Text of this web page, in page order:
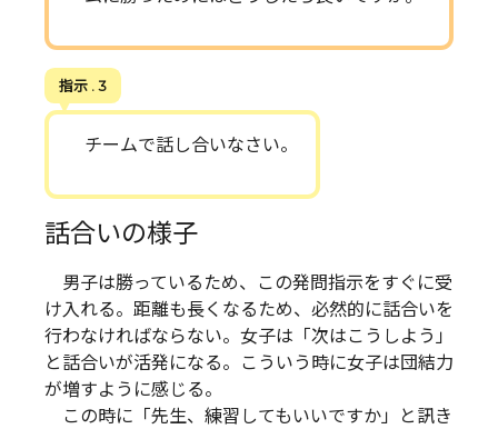
指示 . 3
チームで話し合いなさい。
話合いの様子
男子は勝っているため、この発問指示をすぐに受
け入れる。距離も長くなるため、必然的に話合いを
行わなければならない。女子は「次はこうしよう」
と話合いが活発になる。こういう時に女子は団結力
が増すように感じる。
この時に「先生、練習してもいいですか」と訊き